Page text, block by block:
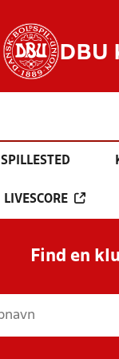
DBU
SPILLESTED
LIVESCORE
Find en